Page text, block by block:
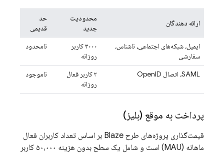
ارائه دهندگان
محدودیت
جدید
حد
قدیمی
ایمیل، شبکه‌های اجتماعی، ناشناس،
سفارشی
۳۰۰۰ کاربر
روزانه
نامحدود
SAML، اتصال OpenID
۲ کاربر فعال
روزانه
ناموجود
پرداخت به موقع (بلیز)
قیمت‌گذاری پروژه‌های طرح Blaze بر اساس تعداد کاربران فعال
ماهانه (MAU) است و شامل یک سطح بدون هزینه ۵۰،۰۰۰ کاربر